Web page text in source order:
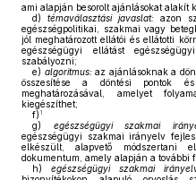
ami alapján besorolt ajánlásokat alakít
d)
témaválasztási javaslat: azon
egészségpolitikai, szakmai vagy
jól meghatározott ellátói és ellátotti
egészségügyi ellátást
szabályozni;
e) algoritmus: az ajánlásoknak a
összesítése a döntési pontok
meghatározásával, amelyet
kiegészíthet;
f) 1
g) egészségügyi szakmai
egészségügyi szakmai irányelv
elkészült, alapvető módszertani
dokumentum, amely alapján a
h)
egészségügyi szakmai